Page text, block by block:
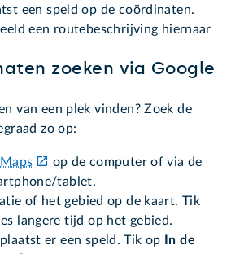
een speld op de coördinaten.
een routebeschrijving hiernaar
zoeken via Google
van een plek vinden? Zoek de
zo op:
op de computer of via de
tablet.
of het gebied op de kaart. Tik
langere tijd op het gebied.
er een speld. Tik op
In de